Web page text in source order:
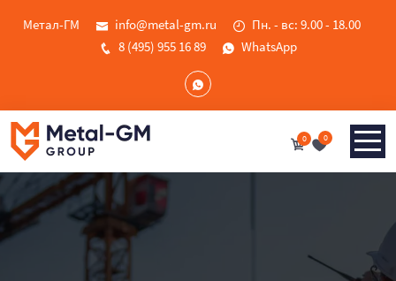
Метал-ГМ info@metal-gm.ru
Пн. - вс: 9.00 - 18.00
8 (495) 955 16 89
WhatsApp
0 0